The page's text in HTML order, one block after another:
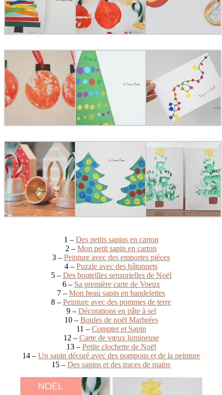
1 – Des petits sapins en carton
2 – Mon petit sapin en carton
3 – Peinture avec des emportes pièces
4 – Puzzle avec des bâtonnets
5 – Des bouteilles sensorielles de Noël
6 – Sa première carte de Voeux
7 – Mon beau sapin en bandelettes
8 – Peinture avec des pommes de terre
9 – Décorations en pâte à sel
10 – Boules de noël Marbrées
11 – Compter et Sapin
12 – Carte de vœux lumineuse
13 – Petite clochette de Noël
14 – Un sapin décoré avec des pompons et de la peinture
15 – Des sapins et des traces de mains